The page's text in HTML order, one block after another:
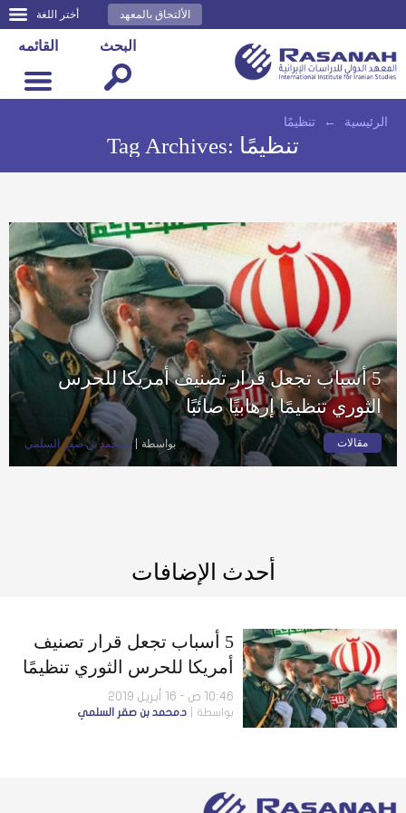
أختر اللغة الألتحاق بالمعهد
القائمه البحث
الرئيسية ← تنظيمًا
Tag Archives: تنظيمًا
5 أسباب تجعل قرار تصنيف أمريكا للحرس
الثوري تنظيمًا إرهابيًا صائبًا
مقالات بواسطة د.محمد بن صقر السلمي
أحدث الإضافات
5 أسباب تجعل قرار تصنيف
أمريكا للحرس الثوري تنظيمًا
إرهابيًا صائبًا
10:46 ص - 16 أبريل 2019
بواسطة د.محمد بن صقر السلمي